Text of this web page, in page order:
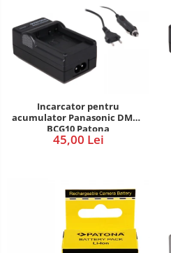
Incarcator pentru
acumulator Panasonic DMW-
BCG10 Patona
45,00 Lei